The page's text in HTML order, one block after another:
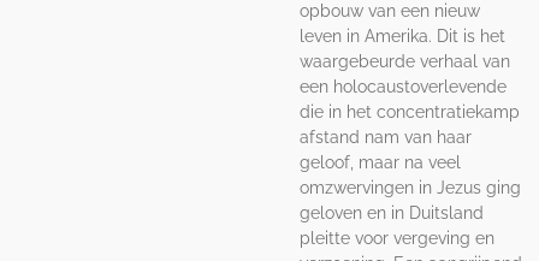
opbouw van een nieuw
leven in Amerika. Dit is het
waargebeurde verhaal van
een holocaustoverlevende
die in het concentratiekamp
afstand nam van haar
geloof, maar na veel
omzwervingen in Jezus ging
geloven en in Duitsland
pleitte voor vergeving en